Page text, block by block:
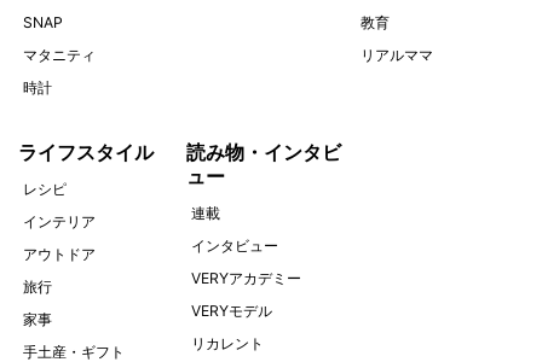
SNAP
マタニティ
時計
教育
リアルママ
ライフスタイル
レシピ
インテリア
アウトドア
旅行
家事
手土産・ギフト
読み物・インタビ
ュー
連載
インタビュー
VERYアカデミー
VERYモデル
リカレント